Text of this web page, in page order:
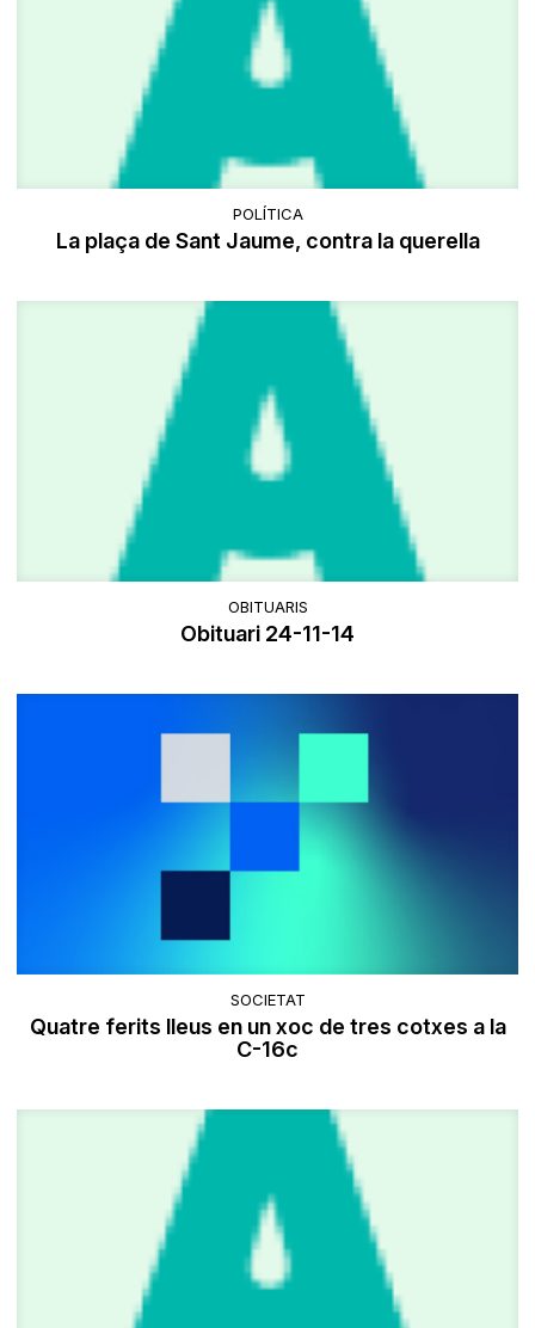
POLÍTICA
La plaça de Sant Jaume, contra la querella
OBITUARIS
Obituari 24-11-14
SOCIETAT
Quatre ferits lleus en un xoc de tres cotxes a la
C-16c